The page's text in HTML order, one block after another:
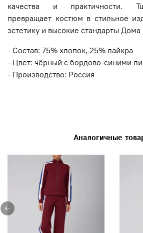
качества и практичности.
превращает костюм в стильное
эстетику и высокие стандарты
- Состав: 75% хлопок, 25% лайкра
- Цвет: чёрный с бордово-синими
- Производство: Россия
Аналогичные